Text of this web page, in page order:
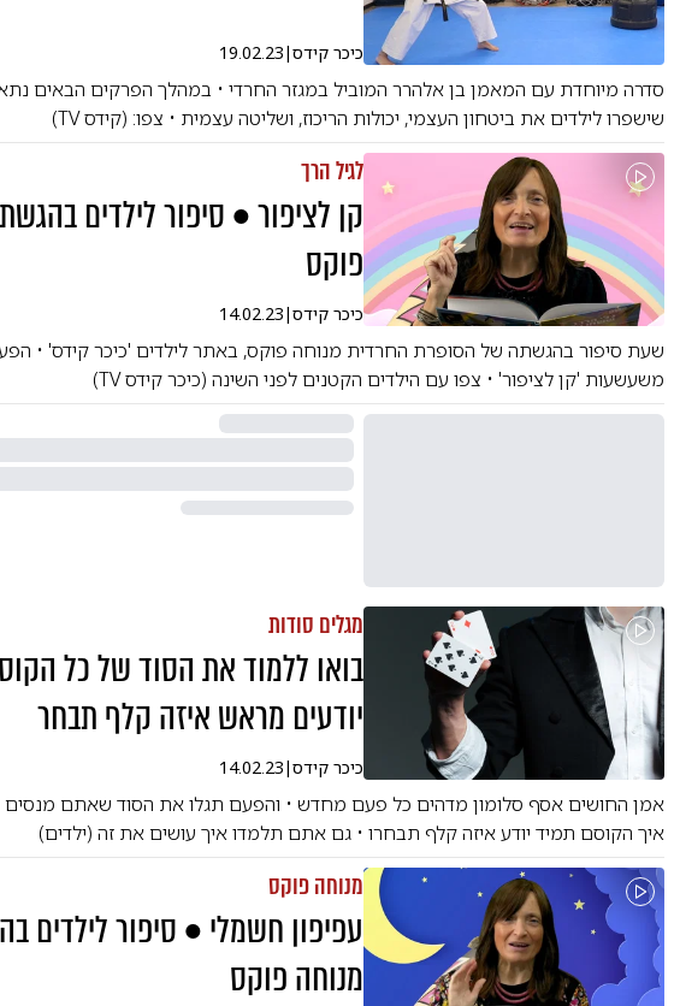
כיכר קידס|
19.02.23
סדרה מיוחדת עם המאמן בן אלהרר המוביל במגזר החרדי • במהלך הפרקים הבאים
שישפרו לילדים את ביטחון העצמי, יכולות הריכוז, ושליטה עצמית • צפו: (קידס TV)
לגיל הרך
קן לציפור • סיפור לילדים
פוקס
כיכר קידס|
14.02.23
שעת סיפור בהגשתה של הסופרת החרדית מנוחה פוקס, באתר לילדים 'כיכר קידס' •
משעשעות 'קן לציפור' • צפו עם הילדים הקטנים לפני השינה (כיכר קידס TV)
מגלים סודות
בואו ללמוד את הסוד של כל
יודעים מראש איזה קלף תבחר
כיכר קידס|
14.02.23
אמן החושים אסף סלומון מדהים כל פעם מחדש • והפעם תגלו את הסוד שאתם מנסים
איך הקוסם תמיד יודע איזה קלף תבחרו • גם אתם תלמדו איך עושים את זה (ילדים)
מנוחה פוקס
עפיפון חשמלי • סיפור לילדים
מנוחה פוקס